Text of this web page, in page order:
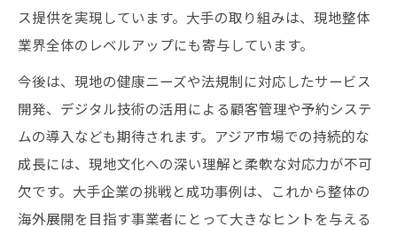
ス提供を実現しています。大手の取り組みは、現地整体
業界全体のレベルアップにも寄与しています。
今後は、現地の健康ニーズや法規制に対応したサービス
開発、デジタル技術の活用による顧客管理や予約システ
ムの導入なども期待されます。アジア市場での持続的な
成長には、現地文化への深い理解と柔軟な対応力が不可
欠です。大手企業の挑戦と成功事例は、これから整体の
海外展開を目指す事業者にとって大きなヒントを与える